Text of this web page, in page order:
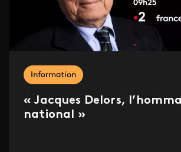
Information
« Jacques Delors,
national »